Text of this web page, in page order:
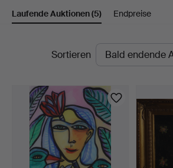
Auktionskammare
Laufende Auktionen(5) Endpreise
LaufendeSortieren